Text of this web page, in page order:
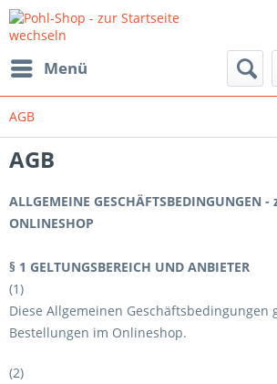
Menü
AGB
AGB
ALLGEMEINE GESCHÄFTSBEDINGUNGEN
ONLINESHOP
§ 1 GELTUNGSBEREICH UND ANBIETER
(1)
Diese Allgemeinen Geschäftsbedingungen
Bestellungen im Onlineshop.
(2)